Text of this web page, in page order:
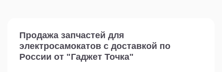
Продажа запчастей для
электросамокатов с доставкой по
России от "Гаджет Точка"